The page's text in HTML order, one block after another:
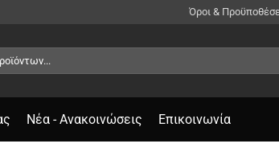
Όροι &
Νέα - Ανακοινώσεις Επικοινωνία